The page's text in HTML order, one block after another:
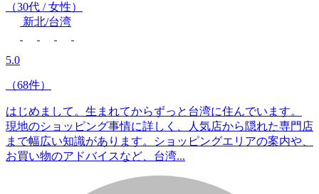
（30代 / 女性）
新北/台湾
5.0
（68件）
はじめまして。生まれてからずっと台湾に住んでいます。
現地のショッピング事情に詳しく、人気店から隠れた専門店
まで幅広い知識があります。ショッピングエリアの案内や、
お買い物のアドバイスなど、台湾...